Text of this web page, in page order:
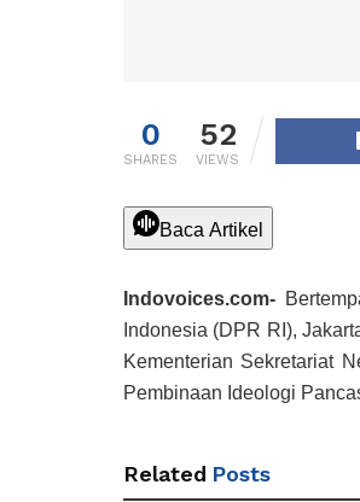
0
SHARES
52
VIEWS
Baca Artikel
Indovoices.com-
Indonesia (DPR RI),
Kementerian Sekretariat
Pembinaan Ideologi
Related Posts